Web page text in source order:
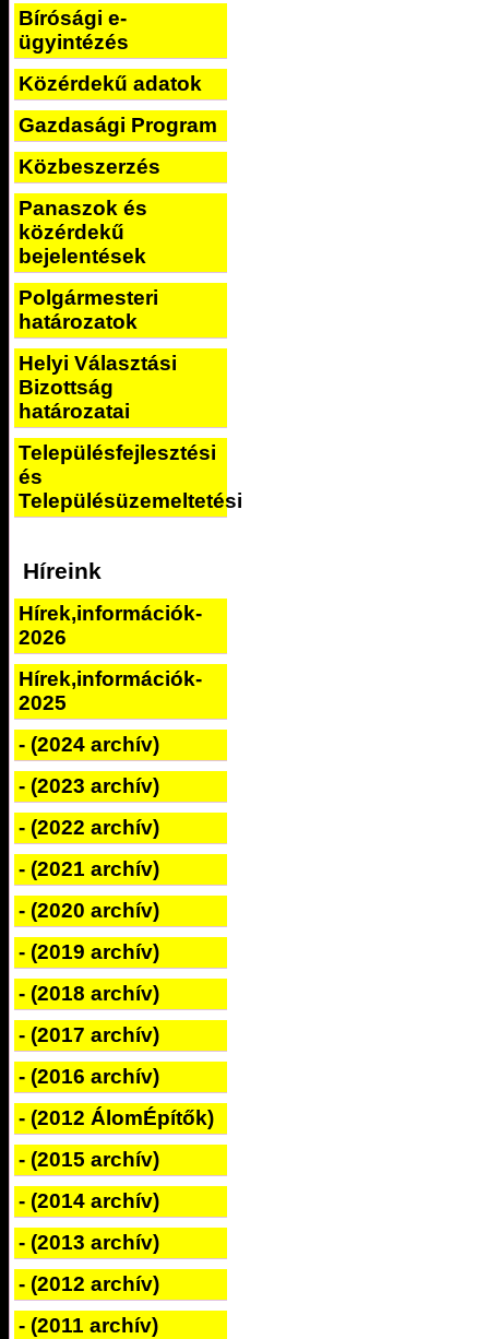
Bírósági e-
ügyintézés
Közérdekű adatok
Gazdasági Program
Közbeszerzés
Panaszok és
közérdekű
bejelentések
Polgármesteri
határozatok
Helyi Választási
Bizottság
határozatai
Településfejlesztési
és
Településüzemeltetési
Híreink
Hírek,információk-
2026
Hírek,információk-
2025
- (2024 archív)
- (2023 archív)
- (2022 archív)
- (2021 archív)
- (2020 archív)
- (2019 archív)
- (2018 archív)
- (2017 archív)
- (2016 archív)
- (2012 ÁlomÉpítők)
- (2015 archív)
- (2014 archív)
- (2013 archív)
- (2012 archív)
- (2011 archív)